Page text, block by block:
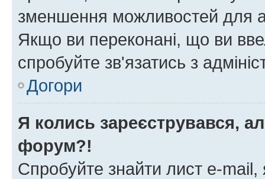
зменшення можливостей для
Якщо ви переконані, що ви
спробуйте зв'язатись з
Догори
Я колись зареєструвався,
форум?!
Спробуйте знайти лист e-mail,